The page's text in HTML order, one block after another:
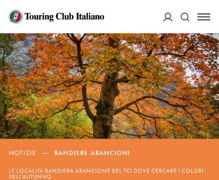
Cerca
NOTIZIE — BANDIERE ARANCIONI
LE LOCALITÀ BANDIERA ARANCIONE DEL TCI DOVE CERCARE I COLORI
DELL'AUTUNNO